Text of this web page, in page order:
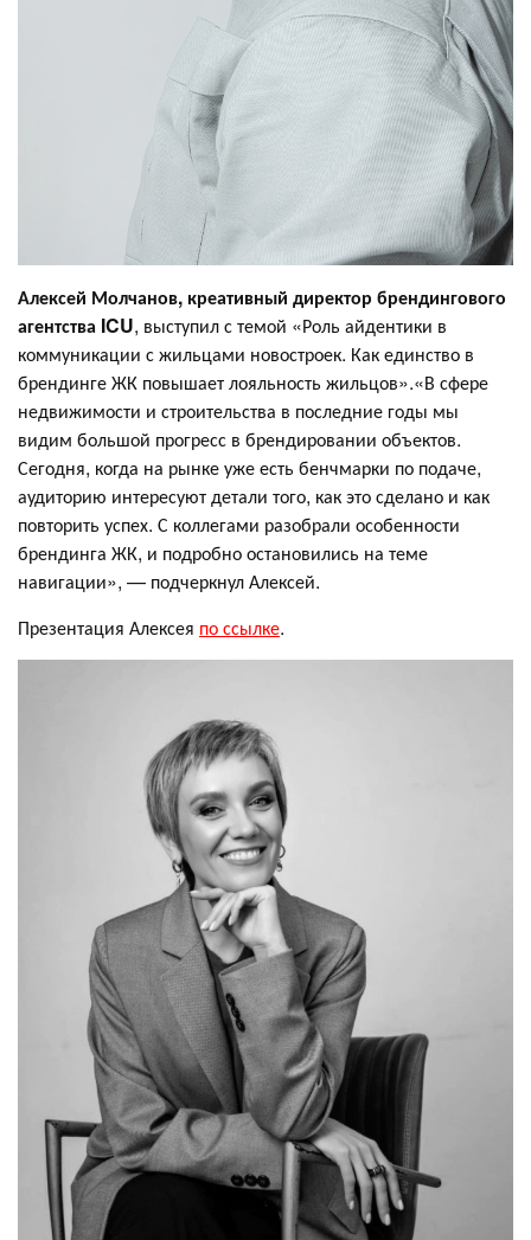
Алексей Молчанов, креативный директор брендингового
агентства ICU, выступил с темой «Роль айдентики в
коммуникации с жильцами новостроек. Как единство в
брендинге ЖК повышает лояльность жильцов».«В сфере
недвижимости и строительства в последние годы мы
видим большой прогресс в брендировании объектов.
Сегодня, когда на рынке уже есть бенчмарки по подаче,
аудиторию интересуют детали того, как это сделано и как
повторить успех. С коллегами разобрали особенности
брендинга ЖК, и подробно остановились на теме
навигации», — подчеркнул Алексей.
Презентация Алексея по ссылке.